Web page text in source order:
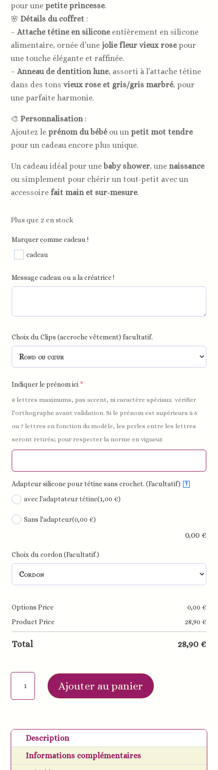
pour une petite princesse.
🌸Détails du coffret :
– Attache tétine en siliconeentièrement en silicone
alimentaire, ornée d’une jolie fleur vieux rosepour
une touche élégante et raffinée.
– Anneau de dentition lune, assorti à l’attache tétine
dans des tonsvieux rose et gris/gris marbré, pour
une parfaite harmonie.
🎨Personnalisation :
Ajoutez le prénom du bébéou un petit mot tendre
pour un cadeau encore plus unique.
Un cadeau idéal pour unebaby shower, une naissance
ou simplement pour chérir un tout-petit avec un
accessoire fait main et sur-mesure.
Plus que 2 en stock
Marquer comme cadeau !
cadeau
Message cadeau ou a la créatrice !
Choix du Clips (accroche vêtement) facultatif.
Indiquer le prénom ici*
8 lettres maximums, pas accent, ni caractère spéciaux. vérifier
l'orthographe avant validation. Si le prénom est supérieurs à 6
ou 7 lettres en fonction du modèle, les perles entre les lettres
seront retirés; pour respecter la norme en vigueur.
Adapteur silicone pour tétine sans crochet. (Facultatif) ?
avec l'adaptateur tétine(1,00 €)
Sans l'adapteur(0,00 €)
0,00 €
Choix du cordon (Facultatif.)
Options Price 0,00 €
Product Price
28,90 €
Total 28,90 €
personnalisé
lune
Ajouter au panier
Description
Informations complémentaires